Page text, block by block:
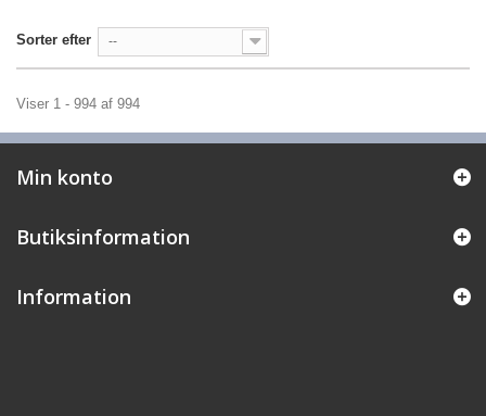
Sorter efter --
Viser 1 - 994 af 994
Min konto
Butiksinformation
Information